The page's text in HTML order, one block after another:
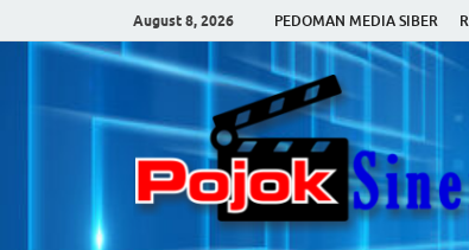
August 8, 2026 PEDOMAN MEDIA SIBER